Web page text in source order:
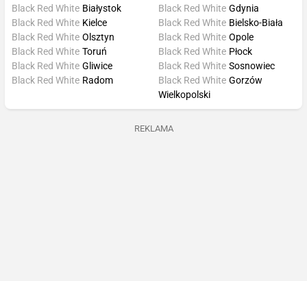
Black Red White Białystok
Black Red White Kielce
Black Red White Gdynia
Black Red White Bielsko-Biała
Black Red White Olsztyn
Black Red White Toruń
Black Red White Gliwice
Black Red White Radom
Black Red White Opole
Black Red White Płock
Black Red White Sosnowiec
Black Red White Gorzów
Wielkopolski
REKLAMA